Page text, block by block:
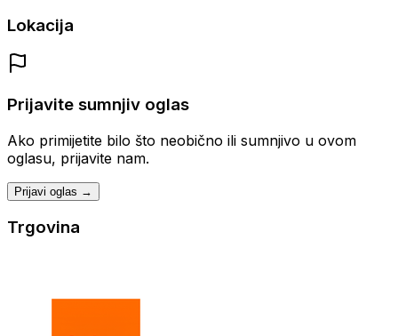
Lokacija
Prijavite sumnjiv oglas
Ako primijetite bilo što neobično ili sumnjivo u ovom
oglasu, prijavite nam.
Prijavi oglas →
Trgovina